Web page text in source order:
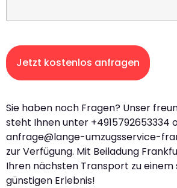
Jetzt kostenlos anfragen
Sie haben noch Fragen? Unser
steht Ihnen unter +4915792653334
anfrage@lange-umzugsservice-
zur Verfügung. Mit Beiladung
Ihren nächsten Transport zu
günstigen Erlebnis!